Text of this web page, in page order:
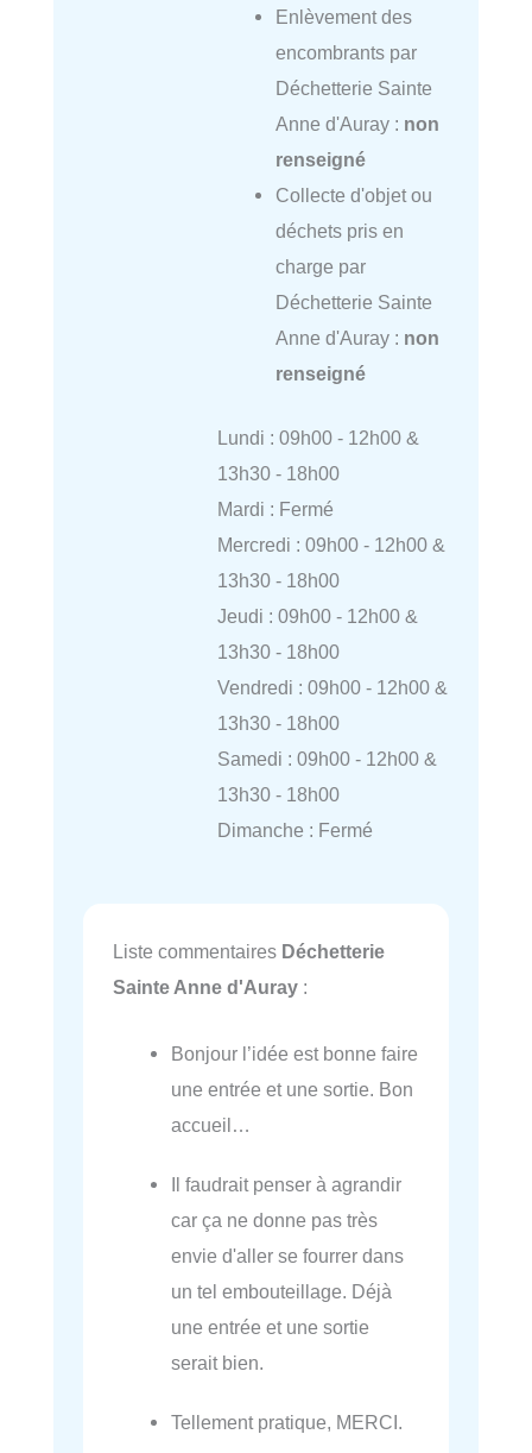
Enlèvement des
encombrants par
Déchetterie Sainte
Anne d'Auray : non
renseigné
Collecte d'objet ou
déchets pris en
charge par
Déchetterie Sainte
Anne d'Auray : non
renseigné
Lundi : 09h00 - 12h00 &
13h30 - 18h00
Mardi : Fermé
Mercredi : 09h00 - 12h00 &
13h30 - 18h00
Jeudi : 09h00 - 12h00 &
13h30 - 18h00
Vendredi : 09h00 - 12h00 &
13h30 - 18h00
Samedi : 09h00 - 12h00 &
13h30 - 18h00
Dimanche : Fermé
Liste commentaires Déchetterie
Sainte Anne d'Auray :
Bonjour l’idée est bonne faire
une entrée et une sortie. Bon
accueil…
Il faudrait penser à agrandir
car ça ne donne pas très
envie d'aller se fourrer dans
un tel embouteillage. Déjà
une entrée et une sortie
serait bien.
Tellement pratique, MERCI.